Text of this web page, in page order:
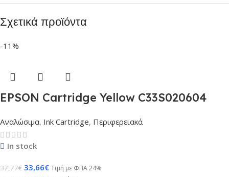
Σχετικά προϊόντα
-11%
EPSON Cartridge Yellow C33S020604
Αναλώσιμα, Ink Cartridge, Περιφερειακά
In stock
37,77€ 33,66€ Τιμή με ΦΠΑ 24%